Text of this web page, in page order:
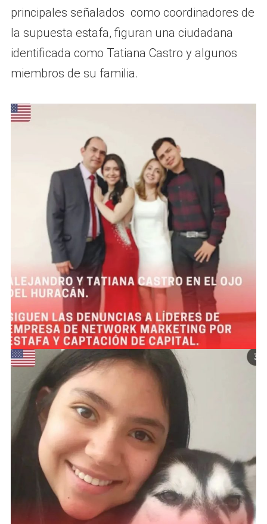
principales señalados como coordinadores de
la supuesta estafa, figuran una ciudadana
identificada como Tatiana Castro y algunos
miembros de su familia.